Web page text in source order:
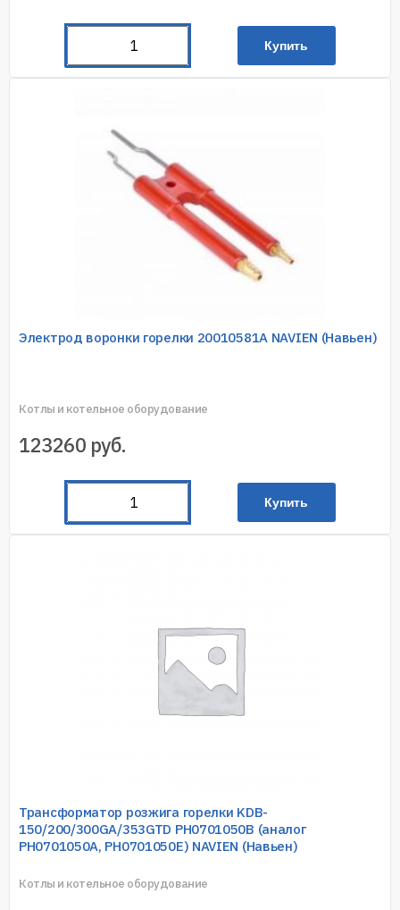
Купить
Электрод воронки горелки 20010581А NAVIEN (Навьен)
Котлы и котельное оборудование
123260 руб.
Купить
Трансформатор розжига горелки KDB-
150/200/300GA/353GTD PH0701050B (аналог
PH0701050A, PH0701050E) NAVIEN (Навьен)
Котлы и котельное оборудование